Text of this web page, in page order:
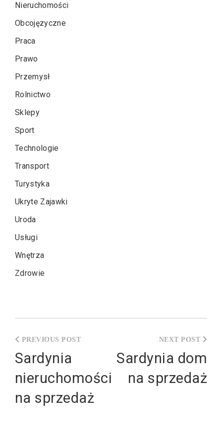
Nieruchomości
Obcojęzyczne
Praca
Prawo
Przemysł
Rolnictwo
Sklepy
Sport
Technologie
Transport
Turystyka
Ukryte Zajawki
Uroda
Usługi
Wnętrza
Zdrowie
wpisu
Sardynia
nieruchomości
na sprzedaż
Sardynia dom
na sprzedaż